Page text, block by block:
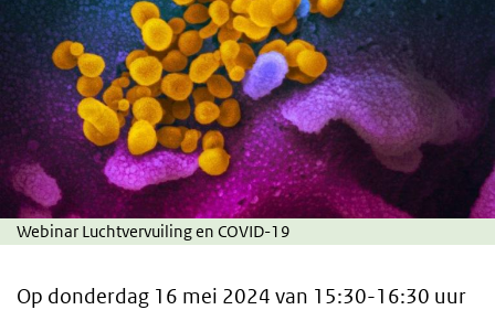
Webinar Luchtvervuiling en COVID-19
Op donderdag 16 mei 2024 van 15:30-16:30 uur